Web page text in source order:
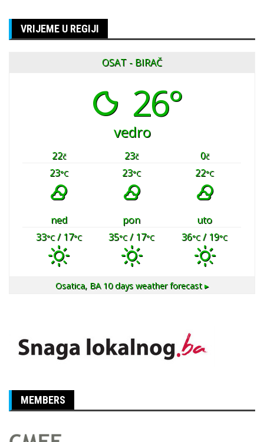
VRIJEME U REGIJI
OSAT - BIRAČ
26°
vedro
22č 23č 0č
23°C 23°C 22°C
ned pon
uto
33°C/ 17°C 35°C/ 17°C 36°C/ 19°C
Osatica, BA 10 days weather forecast ▸
MEMBERS